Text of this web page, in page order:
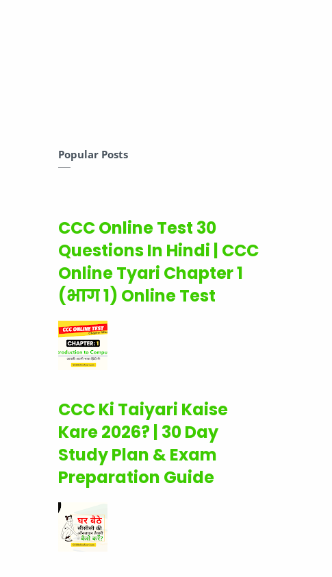
Popular Posts
CCC Online Test 30
Questions In Hindi | CCC
Online Tyari Chapter 1
(भाग 1) Online Test
CCC Ki Taiyari Kaise
Kare 2026? | 30 Day
Study Plan & Exam
Preparation Guide